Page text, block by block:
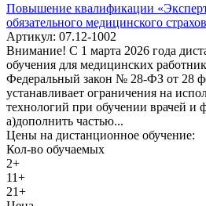
Повышение квалификации
обязательного медицинского
Артикул: 07.12-1002
Внимание! С 1 марта 2026 года
обучения для медицинских
Федеральный закон № 28-ФЗ от 28
устанавливает ограничения на
технологий при обучении врачей и
а)дополнить частью...
Цены на дистанционное обучение:
Кол-во обучаемых
2+
11+
21+